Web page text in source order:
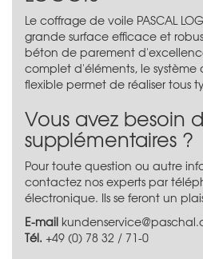
Le coffrage de voile PASCAL
grande surface efficace et
béton de parement
complet d'éléments, le
flexible permet de réaliser tous
Vous avez besoin
supplémentaires ?
Pour toute question ou autre
contactez nos experts par
électronique. Ils se feront un
E-mail
Tél. +49 (0) 78 32 / 71-0